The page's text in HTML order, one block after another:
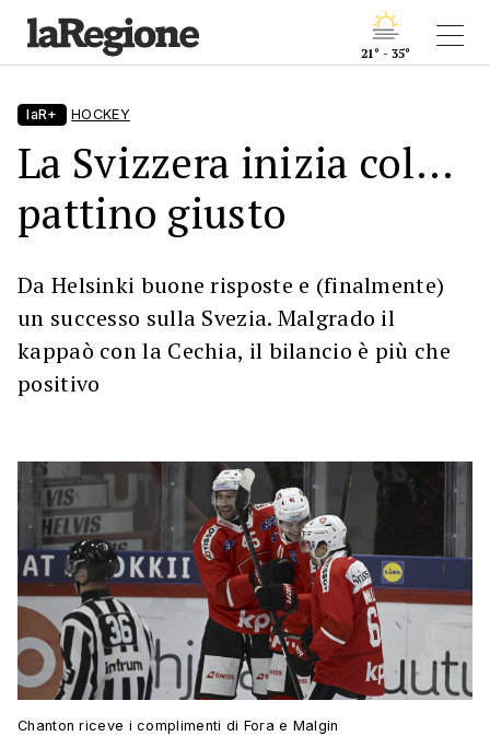
21° - 35°
laR+ HOCKEY
La Svizzera inizia col...
pattino giusto
Da Helsinki buone risposte e (finalmente)
un successo sulla Svezia. Malgrado il
kappaò con la Cechia, il bilancio è più che
positivo
Chanton riceve i complimenti di Fora e Malgin